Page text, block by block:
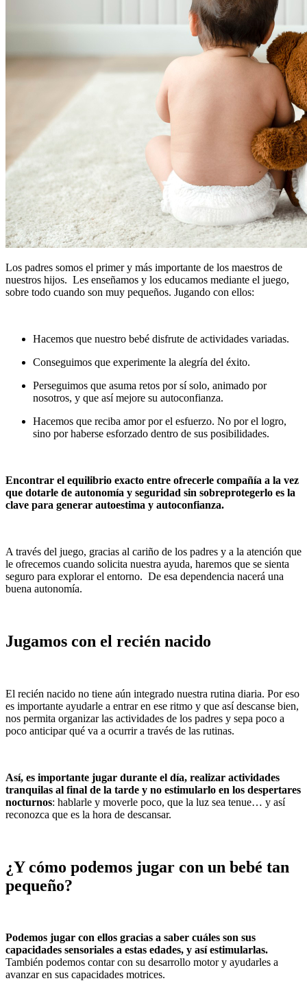
Los padres somos el primer y más importante de los maestros de
nuestros hijos. Les enseñamos y los educamos mediante el juego,
sobre todo cuando son muy pequeños. Jugando con ellos:
Hacemos que nuestro bebé disfrute de actividades variadas.
Conseguimos que experimente la alegría del éxito.
Perseguimos que asuma retos por sí solo, animado por
nosotros, y que así mejore su autoconfianza.
Hacemos que reciba amor por el esfuerzo. No por el logro,
sino por haberse esforzado dentro de sus posibilidades.
Encontrar el equilibrio exacto entre ofrecerle compañía a la vez
que dotarle de autonomía y seguridad sin sobreprotegerlo es la
clave para generar autoestima y autoconfianza.
A través del juego, gracias al cariño de los padres y a la atención que
le ofrecemos cuando solicita nuestra ayuda, haremos que se sienta
seguro para explorar el entorno. De esa dependencia nacerá una
buena autonomía.
Jugamos con el recién nacido
El recién nacido no tiene aún integrado nuestra rutina diaria. Por eso
es importante ayudarle a entrar en ese ritmo y que así descanse bien,
nos permita organizar las actividades de los padres y sepa poco a
poco anticipar qué va a ocurrir a través de las rutinas.
Así, es importante jugar durante el día, realizar actividades
tranquilas al final de la tarde y no estimularlo en los despertares
nocturnos: hablarle y moverle poco, que la luz sea tenue… y así
reconozca que es la hora de descansar.
¿Y cómo podemos jugar con un bebé tan
pequeño?
Podemos jugar con ellos gracias a saber cuáles son sus
capacidades sensoriales a estas edades, y así estimularlas.
También podemos contar con su desarrollo motor y ayudarles a
avanzar en sus capacidades motrices.